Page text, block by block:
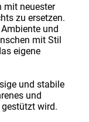
mit neuester
zu ersetzen.
und
mit Stil
eigene
und stabile
und
wird.